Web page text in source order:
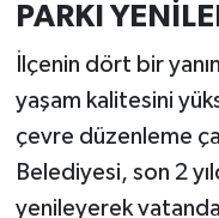
PARKI
İlçenin dört bir
yaşam kalitesini
çevre düzenleme
Belediyesi, son 2
yenileyerek